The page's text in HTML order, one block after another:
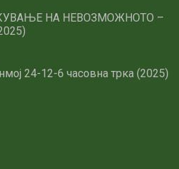
НА НЕВОЗМОЖНОТО –
24-12-6 часовна трка (2025)